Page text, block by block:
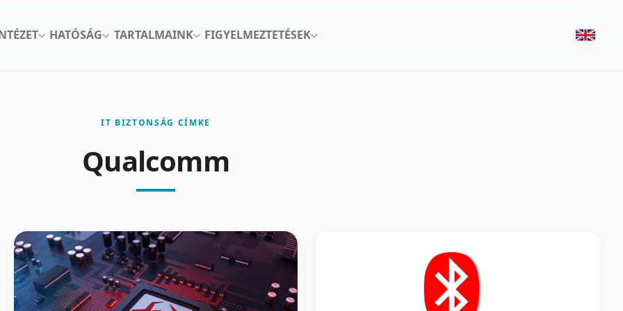
HATÓSÁG TARTALMAINK FIGYELMEZTETÉSEK
IT BIZTONSÁG CÍMKE
Qualcomm